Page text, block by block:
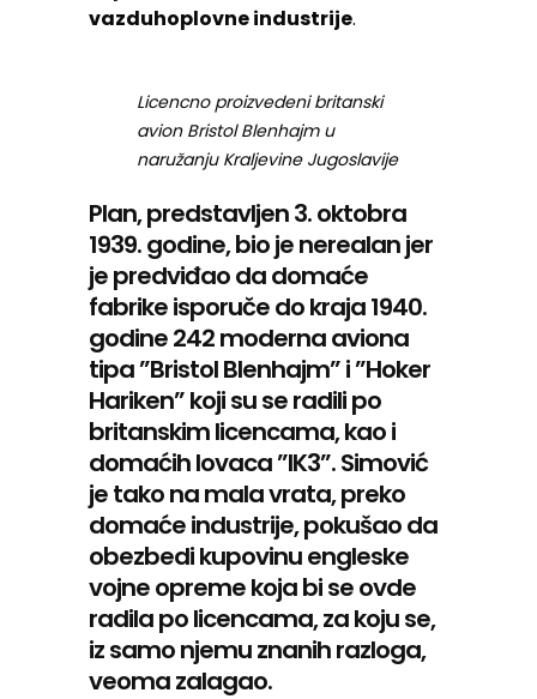
vazduhoplovne industrije.
Licencno proizvedeni britanski
avion Bristol Blenhajm u
naružanju Kraljevine Jugoslavije
Plan, predstavljen 3. oktobra
1939. godine, bio je nerealan jer
je predviđao da domaće
fabrike isporuče do kraja 1940.
godine 242 moderna aviona
tipa ”Bristol Blenhajm” i ”Hoker
Hariken” koji su se radili po
britanskim licencama, kao i
domaćih lovaca ”IK3”. Simović
je tako na mala vrata, preko
domaće industrije, pokušao da
obezbedi kupovinu engleske
vojne opreme koja bi se ovde
radila po licencama, za koju se,
iz samo njemu znanih razloga,
veoma zalagao.